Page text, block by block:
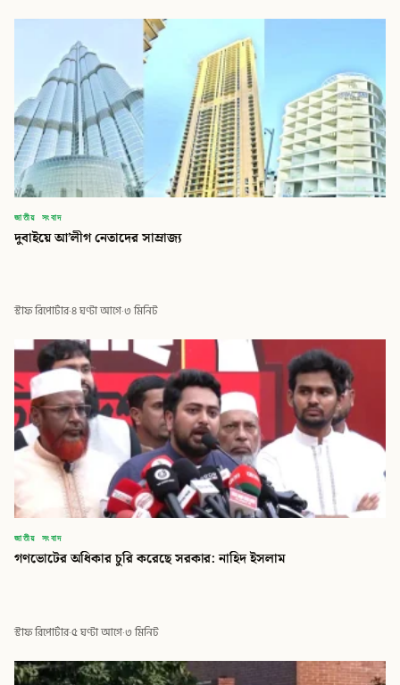
জাতীয় সংবাদ
দুবাইয়ে আ’লীগ নেতাদের সাম্রাজ্য
স্টাফ রিপোর্টার·৪ ঘণ্টা আগে·৩ মিনিট
জাতীয় সংবাদ
গণভোটের অধিকার চুরি করেছে সরকার: নাহিদ ইসলাম
স্টাফ রিপোর্টার·৫ ঘণ্টা আগে·৩ মিনিট